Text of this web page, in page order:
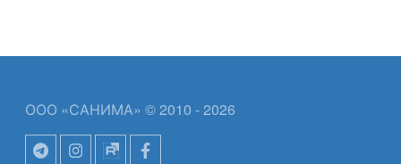
ООО «САНИМА» © 2010 - 2026